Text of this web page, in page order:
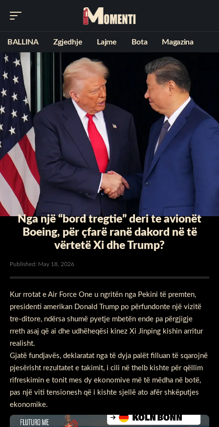
BALLINA Zgjedhje Lajme Bota Magazina
Nga një “bord tregtie” deri te avionët
Boeing, për çfarë ranë dakord në të
vërtetë Xi dhe Trump?
Published: May 18, 2026
Kur rrotat e Air Force One u ngritën nga Pekini të premten,
presidenti amerikan Donald Trump po përfundonte një vizitë
tre-ditore, ndërsa shumë pyetje mbetën ende pa përgjigje
rreth asaj që ai dhe udhëheqësi kinez Xi Jinping kishin arritur
realisht.
Gjatë fundjavës, deklaratat nga të dyja palët filluan të sqarojnë
pjesërisht rezultatet e takimit, i cili në thelb kishte për qëllim
rifreskimin e tonit mes dy ekonomive më të mëdha në botë,
pas një viti tensionesh që i kishte sjellë ato afër shkëputjes
ekonomike.